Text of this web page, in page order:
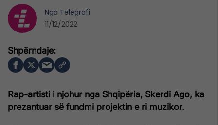
Rap-artisti i njohur nga Shqipëria, Skerdi Ago, ka
prezantuar së fundmi projektin e ri muzikor.
Nga Telegrafi
11/12/2022